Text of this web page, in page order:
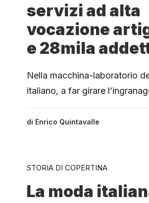
servizi ad alta
vocazione
e 28mila
Nella macchina-laboratorio
italiano, a far girare
di Enrico Quintavalle
STORIA DI COPERTINA
La moda